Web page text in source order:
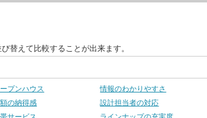
替えて比較することが出来ます。
プンハウス
情報のわかりやすさ
の納得感
設計担当者の対応